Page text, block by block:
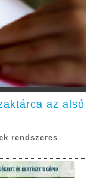
az alsó
rendszeres